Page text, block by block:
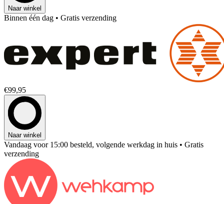
Naar winkel
Binnen één dag • Gratis verzending
€99,95
Naar winkel
Vandaag voor 15:00 besteld, volgende werkdag in huis • Gratis
verzending